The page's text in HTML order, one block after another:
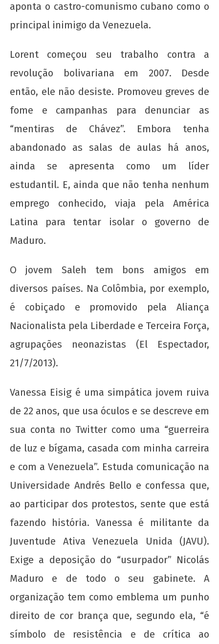
Manifesto de Lançamento da Campanha
Nacional: “1 Real por Cuba”
7 de
março
2014
admin
Raúl é herói! Criminoso é o governo que
redor do globo
7 de
de
2014
wp-
admin
Cuba não se rende! Solidariedade ao povo
cubano ante a escalada agressiva dos EUA
7 de
de
wp-
admin
Saudação à UJC de Cuba pelo seu 64º
aniversário
aponta o castro-comunismo cubano como o
principal inimigo da Venezuela.
Lorent começou seu trabalho contra a
revolução bolivariana em 2007. Desde
então, ele não desiste. Promoveu greves de
fome e campanhas para denunciar as
“mentiras de Chávez”. Embora tenha
abandonado as salas de aulas há anos,
ainda se apresenta como um líder
estudantil. E, ainda que não tenha nenhum
emprego conhecido, viaja pela América
Latina para tentar isolar o governo de
Maduro.
O jovem Saleh tem bons amigos em
diversos países. Na Colômbia, por exemplo,
é cobiçado e promovido pela Aliança
Nacionalista pela Liberdade e Terceira Força,
agrupações neonazistas (El Espectador,
21/7/2013).
Vanessa Eisig é uma simpática jovem ruiva
de 22 anos, que usa óculos e se descreve em
sua conta no Twitter como uma “guerreira
de luz e bígama, casada com minha carreira
e com a Venezuela”. Estuda comunicação na
Universidade Andrés Bello e confessa que,
ao participar dos protestos, sente que está
fazendo história. Vanessa é militante da
Juventude Ativa Venezuela Unida (JAVU).
Exige a deposição do “usurpador” Nicolás
Maduro e de todo o seu gabinete. A
organização tem como emblema um punho
direito de cor brança que, segundo ela, “é
símbolo de resistência e de crítica ao